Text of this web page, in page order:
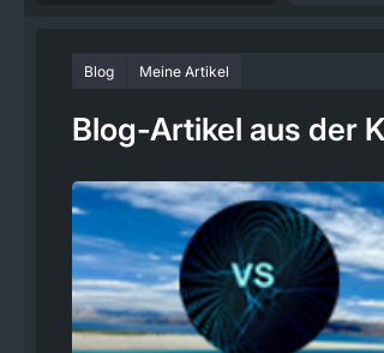
Blog Meine Artikel
Blog-Artikel aus der